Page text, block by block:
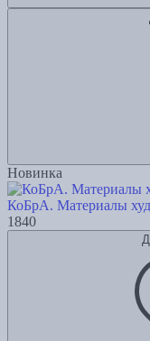
Новинка
КоБрА. Материалы
1840